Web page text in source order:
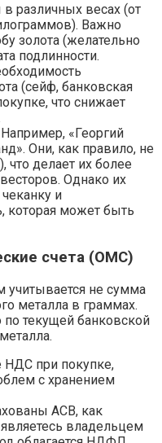
различных весах (от
Важно
золота (желательно
подлинности.
(сейф, банковская
что снижает
«Георгий
Они, как правило, не
что делает их более
Однако их
и
которая может быть
счета (ОМС)
учитывается не сумма
металла в граммах.
по текущей банковской
НДС при покупке,
с хранением
АСВ, как
владельцем